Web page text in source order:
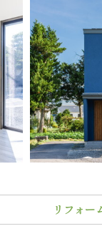
リフォー